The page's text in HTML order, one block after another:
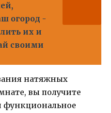
огород -
их и
своими
натяжных
вы получите
функциональное